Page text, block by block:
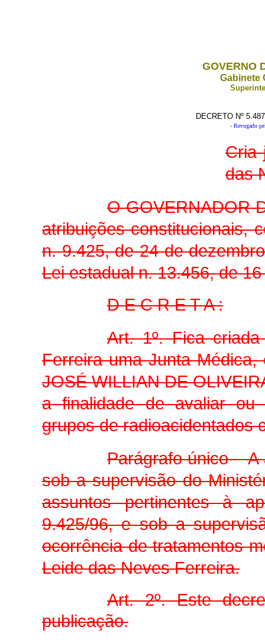
GOVERNO
Gabinete
DECRETO Nº
- Revogado
Cria
das
O GOVERNADOR
atribuições constitucionais,
n. 9.425, de 24 de
Lei estadual n. 13.456, de
D E C R E T A :
Art. 1º. Fica
Ferreira uma Junta Médica,
JOSÉ WILLIAN DE
a finalidade de avaliar ou
grupos de radioacidentados
Parágrafo único –
sob a supervisão do
assuntos pertinentes à
9.425/96, e sob a
ocorrência de tratamentos
Leide das Neves Ferreira.
Art. 2º. Este
publicação.